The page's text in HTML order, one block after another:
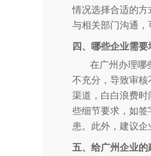
情况选择合适的
与相关部门沟通，
四、哪些企业需
在广州办理哪
不充分，导致审
渠道，白白浪费
些细节要求，如
患。此外，建议企
五、给广州企业的